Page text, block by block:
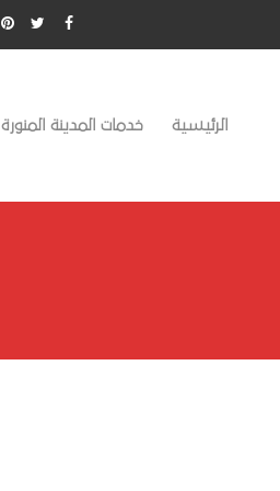
الرئيسية خدمات المدينة المنورة